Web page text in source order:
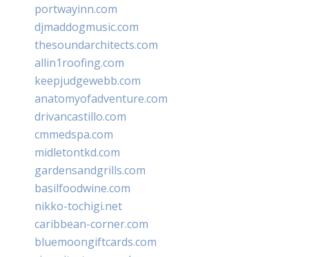
portwayinn.com
djmaddogmusic.com
thesoundarchitects.com
allin1roofing.com
keepjudgewebb.com
anatomyofadventure.com
drivancastillo.com
cmmedspa.com
midletontkd.com
gardensandgrills.com
basilfoodwine.com
nikko-tochigi.net
caribbean-corner.com
bluemoongiftcards.com